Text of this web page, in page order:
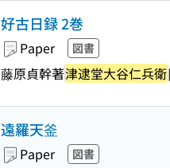
好古日録 2巻
Paper 図書
藤原貞幹著津逮堂大谷仁兵衛
遠羅天釜
Paper 図書